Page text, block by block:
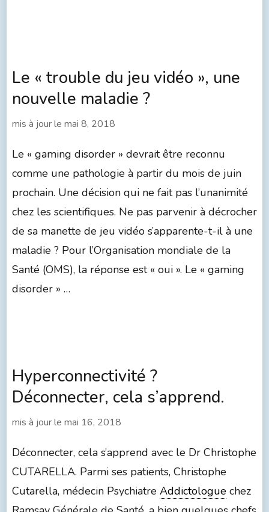
Le « trouble du jeu vidéo », une
nouvelle maladie ?
mis à jour le mai 8, 2018
Le « gaming disorder » devrait être reconnu
comme une pathologie à partir du mois de juin
prochain. Une décision qui ne fait pas l’unanimité
chez les scientifiques. Ne pas parvenir à décrocher
de sa manette de jeu vidéo s’apparente-t-il à une
maladie ? Pour l’Organisation mondiale de la
Santé (OMS), la réponse est « oui ». Le « gaming
disorder » …
Hyperconnectivité ?
Déconnecter, cela s’apprend.
mis à jour le mai 16, 2018
Déconnecter, cela s’apprend avec le Dr Christophe
CUTARELLA. Parmi ses patients, Christophe
Cutarella, médecin Psychiatre Addictologuechez